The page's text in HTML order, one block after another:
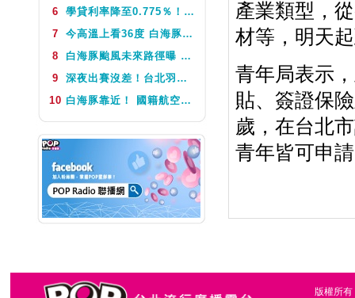
6
學貸利率降至0.775％！台銀8月1日起受理申請 寬限期延長2年
7
今高溫上看36度 白海豚颱風這天最靠近台灣 不排除發海警
8
白海豚颱風未來路徑曝 今體感飆39度 午後山區防大雨
9
深夜出賽沒差！台北羽球公開賽首輪 周天成僅花34分鐘直落二贏球闖16強
10 白海豚靠近！ 國籍航空往返日本航班異動一次看
產業類型，
材等，明天
青年局表示
貼、簽證保
歲，在台北
青年皆可申
版權所